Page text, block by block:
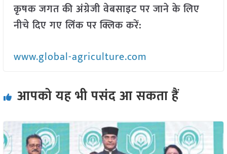
कृषक जगत की अंग्रेजी वेबसाइट पर जाने के लिए
नीचे दिए गए लिंक पर क्लिक करें:
www.global-agriculture.com
आपको यह भी पसंद आ सकता हैं